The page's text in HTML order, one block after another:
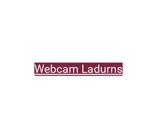
Webcam Ladurns